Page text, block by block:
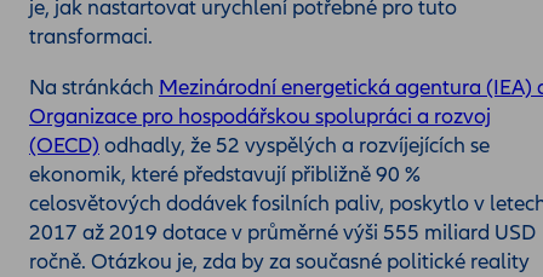
je, jak nastartovat urychlení potřebné pro tuto
transformaci.
Na stránkách Mezinárodní energetická agentura (IEA)
Organizace pro hospodářskou spolupráci a rozvoj
(OECD) odhadly, že 52 vyspělých a rozvíjejících se
ekonomik, které představují přibližně 90 %
celosvětových dodávek fosilních paliv, poskytlo v
2017 až 2019 dotace v průměrné výši 555 miliard USD
ročně. Otázkou je, zda by za současné politické reality